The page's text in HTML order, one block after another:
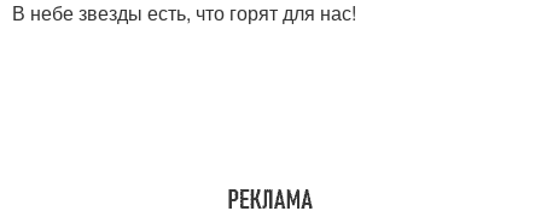
В небе звезды есть, что горят для нас!